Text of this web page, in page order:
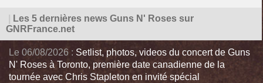
Les 5 dernières news Guns N' Roses sur
GNRFrance.net
Le 06/08/2026 : Setlist, photos, videos du concert de Guns
N' Roses à Toronto, première date canadienne de la
tournée avec Chris Stapleton en invité spécial